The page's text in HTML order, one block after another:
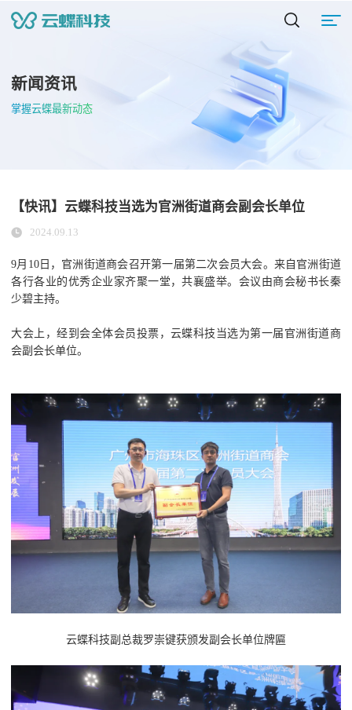
新闻资讯
掌握云蝶最新动态
【快讯】云蝶科技当选为官洲街道商会副会长单位
2024.09.13
9月10日，官洲街道商会召开第一届第二次会员大会。来自官洲街道
各行各业的优秀企业家齐聚一堂，共襄盛举。会议由商会秘书长秦
少碧主持。
大会上，经到会全体会员投票，云蝶科技当选为第一届官洲街道商
会副会长单位。
云蝶科技副总裁罗崇键获颁发副会长单位牌匾